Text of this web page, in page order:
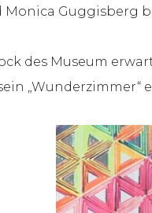
Monica Guggisberg
des Museum
„Wunderzimmer“